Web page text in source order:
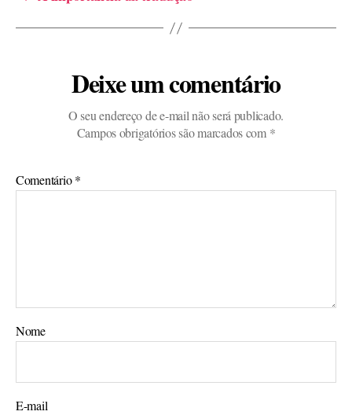
Deixe um comentário
O seu endereço de e-mail não será publicado.
Campos obrigatórios são marcados com *
Comentário*
Nome
E-mail